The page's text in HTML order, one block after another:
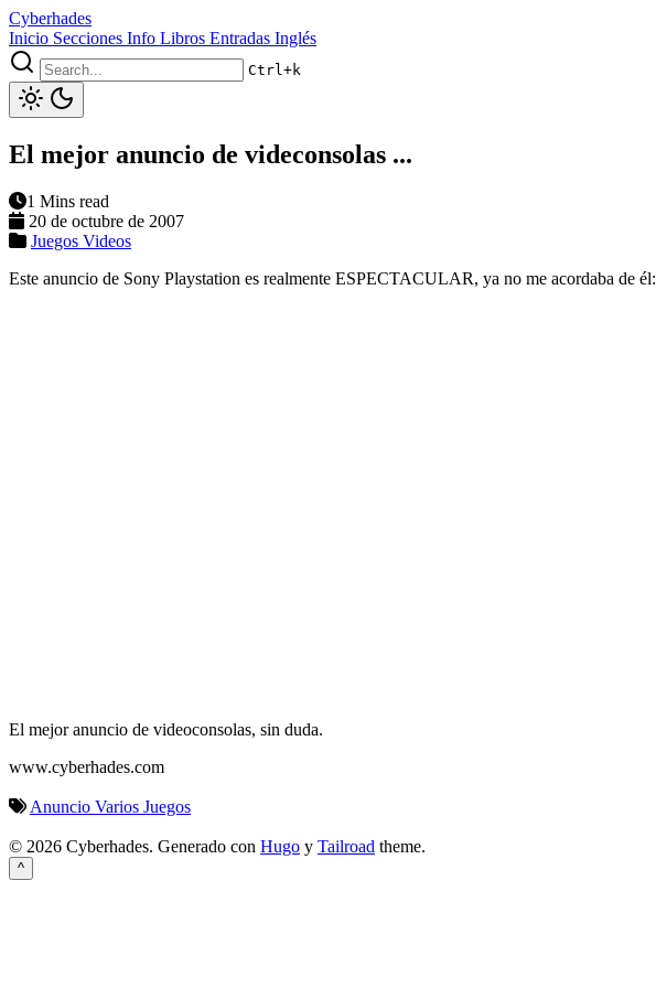
Cyberhades
Inicio Secciones Info Libros Entradas Inglés
Ctrl+k
El mejor anuncio de videconsolas ...
1 Mins read
20 de octubre de 2007
Juegos Videos
Este anuncio de Sony Playstation es realmente ESPECTACULAR, ya no me acordaba de él:
El mejor anuncio de videoconsolas, sin duda.
www.cyberhades.com
Anuncio Varios Juegos
© 2026 Cyberhades. Generado con Hugo y Tailroad theme.
^